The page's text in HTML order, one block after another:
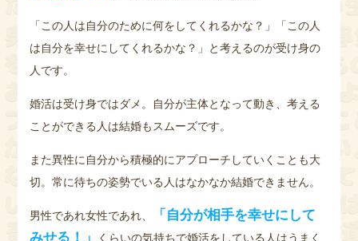
「この人は自分のために何をしてくれるかな？」「この人
は自分を幸せにしてくれるかな？」と考えるのが受け身の
人です。
婚活は受け身ではダメ。自分が主体となって動き、考える
ことができる人は結婚もスムーズです。
また異性に自分から積極的にアプローチしていくことも大
切。常に待ちの姿勢でいる人はなかなか結婚できません。
男性であれ女性であれ、
「自分が相手を幸せにして
みせる！」
くらいの気持ちで婚活をしている人はうまく